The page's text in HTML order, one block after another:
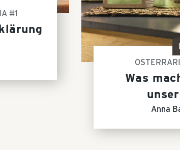
#1
Was
Anna